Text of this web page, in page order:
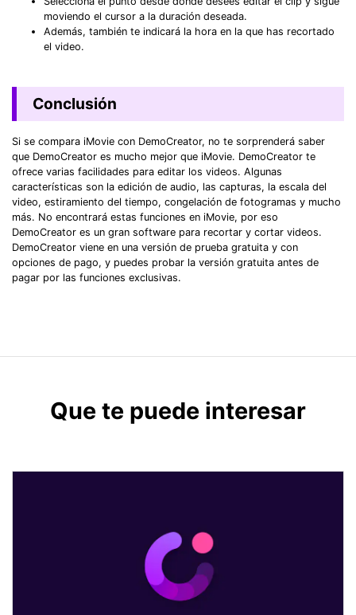
moviendo el cursor a la duración deseada.
Además, también te indicará la hora en la que has recortado
el video.
Conclusión
Si se compara iMovie con DemoCreator, no te sorprenderá saber
que DemoCreator es mucho mejor que iMovie. DemoCreator te
ofrece varias facilidades para editar los videos. Algunas
características son la edición de audio, las capturas, la escala del
video, estiramiento del tiempo, congelación de fotogramas y mucho
más. No encontrará estas funciones en iMovie, por eso
DemoCreator es un gran software para recortar y cortar videos.
DemoCreator viene en una versión de prueba gratuita y con
opciones de pago, y puedes probar la versión gratuita antes de
pagar por las funciones exclusivas.
Que te puede interesar